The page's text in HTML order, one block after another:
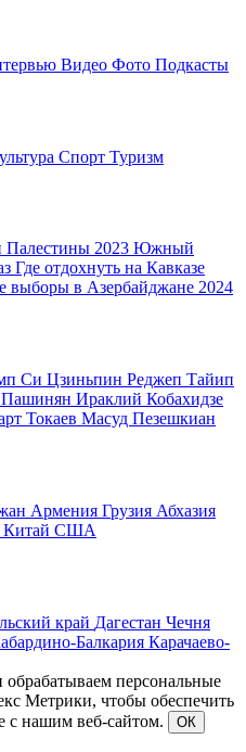
Видео Фото Подкасты
Спорт Туризм
Палестины 2023 Южный
Где отдохнуть на Кавказе
выборы в Азербайджане 2024
Си Цзиньпин Реджеп Тайип
Ираклий Кобахидзе
Токаев Масуд Пезешкиан
Армения Грузия Абхазия
Китай США
край Дагестан Чечня
Балкария Карачаево-
персональные
Метрики, чтобы обеспечить
с нашим веб-сайтом.
ОК